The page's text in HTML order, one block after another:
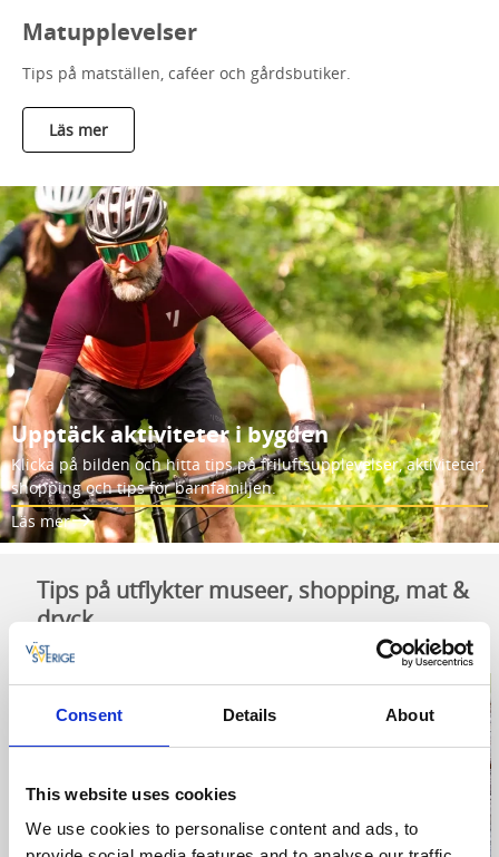
Consent Details About
This website uses cookies
We use cookies to personalise content and ads, to
Matupplevelser
Tips på matställen, caféer och gårdsbutiker.
Läs mer
Upptäck aktiviteter i bygden
Klicka på bilden och hitta tips på friluftsupplevelser, aktiviteter,
shopping och tips för barnfamiljen.
Läs mer
Tips på utflykter museer, shopping, mat &
dryck